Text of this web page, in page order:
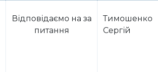
Відповідаємо на за
питання
Тимошенко
Сергій